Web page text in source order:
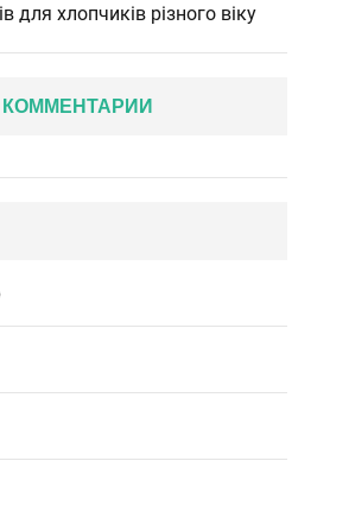
для хлопчиків різного віку
КОММЕНТАРИИ